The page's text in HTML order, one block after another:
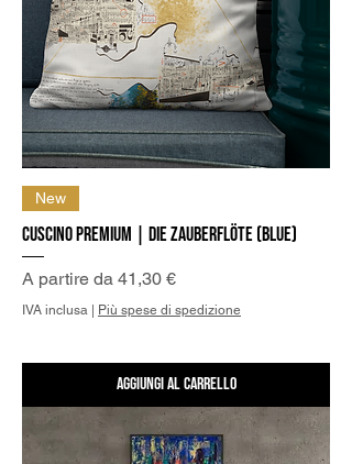
New
Cuscino Premium | Die Zauberflöte (Blue)
A partire da 41,30 €
Prezzo scontato
IVA inclusa Più spese di spedizione
Aggiungi al carrello